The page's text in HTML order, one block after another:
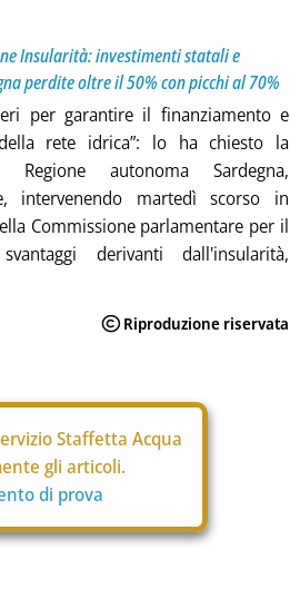
Insularità: investimenti statali e
perdite oltre il 50% con picchi al 70%
per garantire il finanziamento e
rete idrica”: lo ha chiesto la
Regione autonoma Sardegna,
intervenendo martedì scorso in
Commissione parlamentare per il
derivanti dall'insularità,
Staffetta Acqua
gli articoli.
di prova